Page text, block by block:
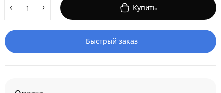
Купить
Быстрый заказ